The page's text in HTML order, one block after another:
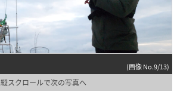
(画像 No.9/13)
縦スクロールで次の写真へ